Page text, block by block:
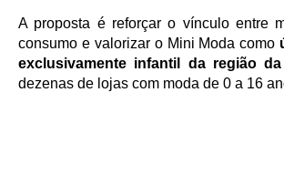
A proposta é reforçar o vínculo entre
consumo e valorizar o Mini Moda como
exclusivamente infantil da região
dezenas de lojas com moda de 0 a 16